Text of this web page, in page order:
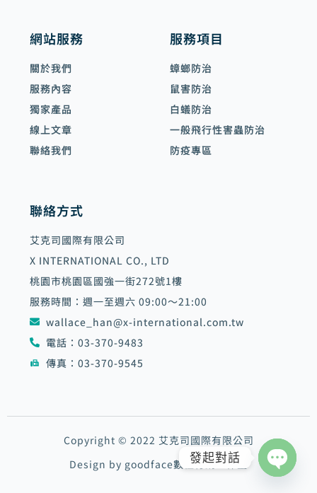
網站服務
關於我們
服務內容
獨家產品
線上文章
聯絡我們
服務項目
蟑螂防治
鼠害防治
白蟻防治
一般飛行性害蟲防治
防疫專區
聯絡方式
艾克司國際有限公司
X INTERNATIONAL CO., LTD
桃園市桃園區國強一街272號1樓
服務時間：週一至週六 09:00～21:00
wallace_han@x-international.com.tw
電話：03-370-9483
傳真：03-370-9545
Copyright © 2022 艾克司國際有限公司
Design by goodface數位行銷工作室
發起對話
Open